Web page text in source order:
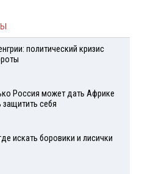
политический кризис
Россия может дать Африке
себя
искать боровики и лисички